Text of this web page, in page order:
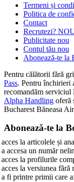
Termeni și
Politica de
Contact
Recrutezi?
Publicitate nou
Contul tău nou
Abonează-te la
Pentru călătorii fără
Pass. Pentru închirieri
recomandăm serviciul
Alpha Handling oferă
Bucharest Băneasa
Abonează-te la
acces la articolele și
a accesa un număr
acces la profilurile
acces la versiunea fără
a fi printre primii care